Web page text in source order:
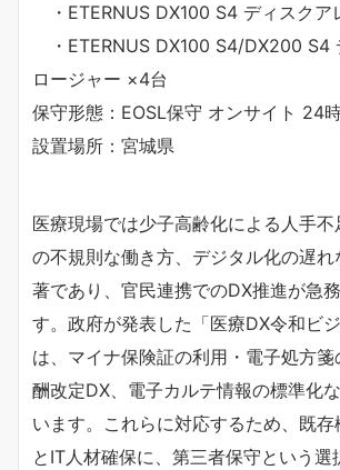
・ETERNUS DX100 S4 ディスクア
・ETERNUS DX100 S4/DX200 S4
ロージャー ×4台
保守形態：EOSL保守 オンサイト 24
設置場所：宮城県
医療現場では少子高齢化による人手
の不規則な働き方、デジタル化の遅
著であり、官民連携でのDX推進が急
す。政府が発表した「医療DX令和ビ
は、マイナ保険証の利用・電子処方箋
酬改定DX、電子カルテ情報の標準化
います。これらに対応するため、既
とIT人材確保に、第三者保守という選